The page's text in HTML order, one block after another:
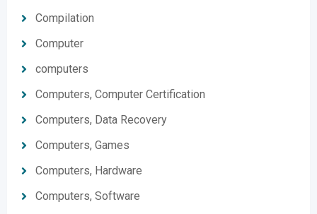
Compilation
Computer
computers
Computers, Computer Certification
Computers, Data Recovery
Computers, Games
Computers, Hardware
Computers, Software